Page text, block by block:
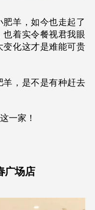
羊，如今也走起了
着实令餐视君我眼
化这才是难能可贵
，是不是有种赶去
一家！
广场店